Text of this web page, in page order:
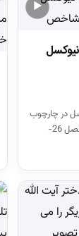
▶
بازی چلسی 0 – 1 نیوکسل
در چارچوب
هفته سی ام لیگ برتر انگلیس فصل 26-